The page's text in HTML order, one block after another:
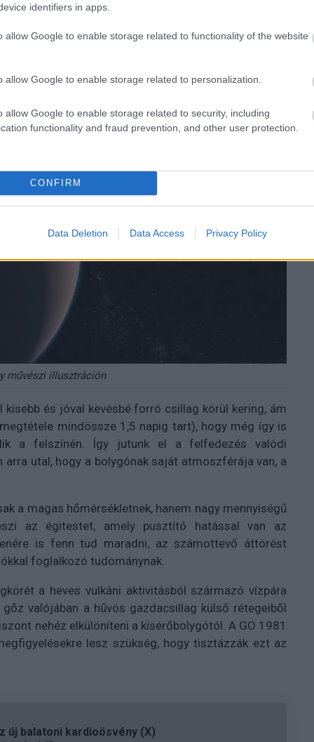
identifiers in apps.
allow Google to enable storage related to functionality of the website
allow Google to enable storage related to personalization.
allow Google to enable storage related to security, including
functionality and fraud prevention, and other user protection.
CONFIRM
Data Deletion Data Access Privacy Policy
30%-kal nagyobb GJ 486 b körül, amely tőlünk
az égitest háromszor nehezebb a bolygónknál,
művészi illusztráción
és jóval kevésbé forró csillag körül kering, ám
mindössze 1,5 napig tart), hogy még így is
a felszínén. Így jutunk el a felfedezés valódi
utal, hogy a bolygónak saját atmoszférája van, a
a magas hőmérsékletnek, hanem nagy mennyiségű
az égitestet, amely pusztító hatással van az
is fenn tud maradni, az számottevő áttörést
foglalkozó tudománynak.
a heves vulkáni aktivitásból származó vízpára
valójában a hűvös gazdacsillag külső rétegeiből
nehéz elkülöníteni a kísérőbolygótól. A GO 1981
lesz szükség, hogy tisztázzák ezt az
új balatoni kardioösvény (X)